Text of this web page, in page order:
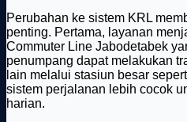
Perubahan ke sistem KRL
penting. Pertama, layanan
Commuter Line Jabodetabek
penumpang dapat melakukan
lain melalui stasiun besar
sistem perjalanan lebih cocok
harian.